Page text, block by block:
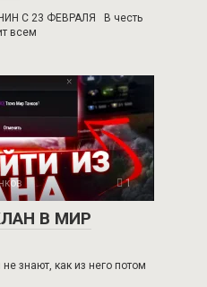
С 23 ФЕВРАЛЯ В честь
всем
1
В МИР
знают, как из него потом